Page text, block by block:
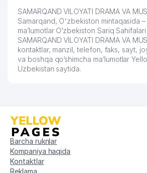
SAMARQAND VILOYATI DRAMA VA
Samarqand, O'zbekiston mintaqasida
ma’lumotlar O’zbekiston Sariq
SAMARQAND VILOYATI DRAMA VA
kontaktlar, manzil, telefon, faks, sayt,
va boshqa qo’shimcha ma’lumotlar
Uzbekistan saytida.
Barcha ruknlar
Kompaniya haqida
Kontaktlar
Reklama